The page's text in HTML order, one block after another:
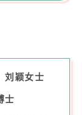
刘颖女士
士